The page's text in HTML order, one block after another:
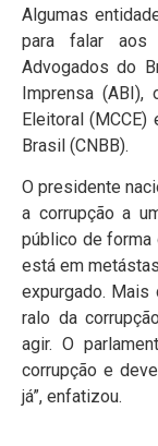
Algumas
para falar aos
Advogados do
Imprensa (ABI),
Eleitoral
Brasil (CNBB).
O presidente
a corrupção a
público de forma
está em
expurgado.
ralo da
agir. O
corrupção e
já”, enfatizou.